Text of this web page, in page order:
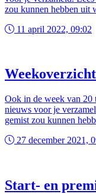
zou kunnen hebben uit
11 april 2022, 09:02
Ook in de week van 20
nieuws voor je
gemist zou kunnen
27 december 2021,
Start- en